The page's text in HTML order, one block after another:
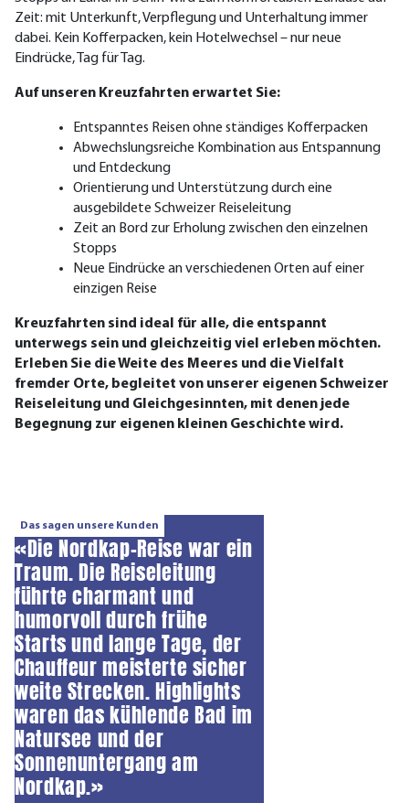
Zeit: mit Unterkunft, Verpflegung und Unterhaltung immer
dabei. Kein Kofferpacken, kein Hotelwechsel – nur neue
Eindrücke, Tag für Tag.
Auf unseren Kreuzfahrten erwartet Sie:
Entspanntes Reisen ohne ständiges Kofferpacken
Abwechslungsreiche Kombination aus Entspannung
und Entdeckung
Orientierung und Unterstützung durch eine
ausgebildete Schweizer Reiseleitung
Zeit an Bord zur Erholung zwischen den einzelnen
Stopps
Neue Eindrücke an verschiedenen Orten auf einer
einzigen Reise
Kreuzfahrten sind ideal für alle, die entspannt
unterwegs sein und gleichzeitig viel erleben möchten.
Erleben Sie die Weite des Meeres und die Vielfalt
fremder Orte, begleitet von unserer eigenen Schweizer
Reiseleitung und Gleichgesinnten, mit denen jede
Begegnung zur eigenen kleinen Geschichte wird.
Das sagen unsere Kunden
«Die Nordkap-Reise war ein
Traum. Die Reiseleitung
führte charmant und
humorvoll durch frühe
Starts und lange Tage, der
Chauffeur meisterte sicher
weite Strecken. Highlights
waren das kühlende Bad im
Natursee und der
Sonnenuntergang am
Nordkap.»